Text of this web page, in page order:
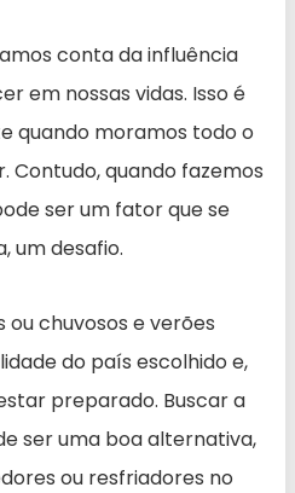
conta da influência
em nossas vidas. Isso é
quando moramos todo o
Contudo, quando fazemos
ser um fator que se
um desafio.
ou chuvosos e verões
do país escolhido e,
preparado. Buscar a
ser uma boa alternativa,
ou resfriadores no